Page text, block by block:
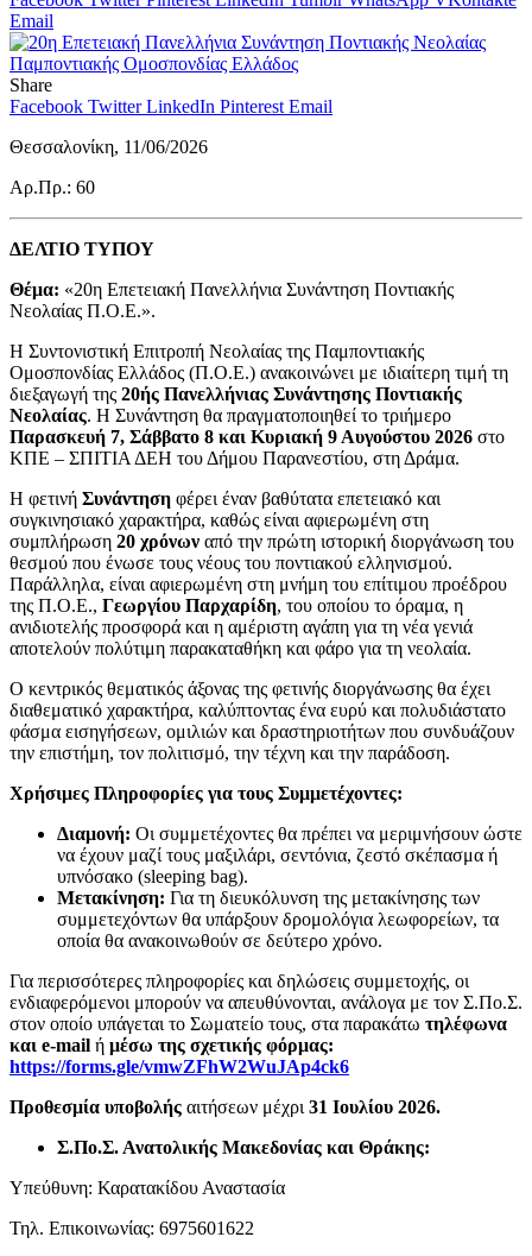
Email
Share
Facebook Twitter LinkedIn Pinterest Email
Θεσσαλονίκη, 11/06/2026
Αρ.Πρ.: 60
ΔΕΛΤΙΟ ΤΥΠΟΥ
Θέμα: «20η Επετειακή Πανελλήνια Συνάντηση Ποντιακής
Νεολαίας Π.Ο.Ε.».
Η Συντονιστική Επιτροπή Νεολαίας της Παμποντιακής
Ομοσπονδίας Ελλάδος (Π.Ο.Ε.) ανακοινώνει με ιδιαίτερη τιμή τη
διεξαγωγή της 20ής Πανελλήνιας Συνάντησης Ποντιακής
Νεολαίας. Η Συνάντηση θα πραγματοποιηθεί το τριήμερο
Παρασκευή 7, Σάββατο 8 και Κυριακή 9 Αυγούστου 2026 στο
ΚΠΕ – ΣΠΙΤΙΑ ΔΕΗ του Δήμου Παρανεστίου, στη Δράμα.
Η φετινή Συνάντηση φέρει έναν βαθύτατα επετειακό και
συγκινησιακό χαρακτήρα, καθώς είναι αφιερωμένη στη
συμπλήρωση 20 χρόνων από την πρώτη ιστορική διοργάνωση του
θεσμού που ένωσε τους νέους του ποντιακού ελληνισμού.
Παράλληλα, είναι αφιερωμένη στη μνήμη του επίτιμου προέδρου
της Π.Ο.Ε., Γεωργίου Παρχαρίδη, του οποίου το όραμα, η
ανιδιοτελής προσφορά και η αμέριστη αγάπη για τη νέα γενιά
αποτελούν πολύτιμη παρακαταθήκη και φάρο για τη νεολαία.
Ο κεντρικός θεματικός άξονας της φετινής διοργάνωσης θα έχει
διαθεματικό χαρακτήρα, καλύπτοντας ένα ευρύ και πολυδιάστατο
φάσμα εισηγήσεων, ομιλιών και δραστηριοτήτων που συνδυάζουν
την επιστήμη, τον πολιτισμό, την τέχνη και την παράδοση.
Χρήσιμες Πληροφορίες για τους Συμμετέχοντες:
Διαμονή: Οι συμμετέχοντες θα πρέπει να μεριμνήσουν ώστε
να έχουν μαζί τους μαξιλάρι, σεντόνια, ζεστό σκέπασμα ή
υπνόσακο (sleeping bag).
Μετακίνηση: Για τη διευκόλυνση της μετακίνησης των
συμμετεχόντων θα υπάρξουν δρομολόγια λεωφορείων, τα
οποία θα ανακοινωθούν σε δεύτερο χρόνο.
Για περισσότερες πληροφορίες και δηλώσεις συμμετοχής, οι
ενδιαφερόμενοι μπορούν να απευθύνονται, ανάλογα με τον Σ.Πο.Σ.
στον οποίο υπάγεται το Σωματείο τους, στα παρακάτω τηλέφωνα
και e-mail ή μέσω της σχετικής φόρμας:
https://forms.gle/vmwZFhW2WuJAp4ck6
Προθεσμία υποβολής αιτήσεων μέχρι 31 Ιουλίου 2026.
Σ.Πο.Σ. Ανατολικής Μακεδονίας και Θράκης:
Υπεύθυνη: Καρατακίδου Αναστασία
Τηλ. Επικοινωνίας: 6975601622